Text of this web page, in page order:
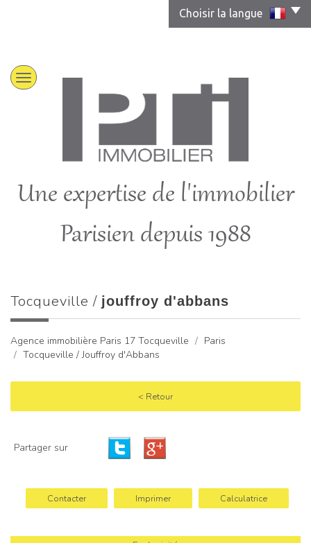
Choisir la langue
Une expertise de l'immobilier
Parisien depuis 1988
tocqueville / jouffroy d'abbans
Agence immobilière Paris 17 Tocqueville
Paris
Tocqueville / Jouffroy d'Abbans
< Retour
Partager sur
Contacter Imprimer Calculatrice